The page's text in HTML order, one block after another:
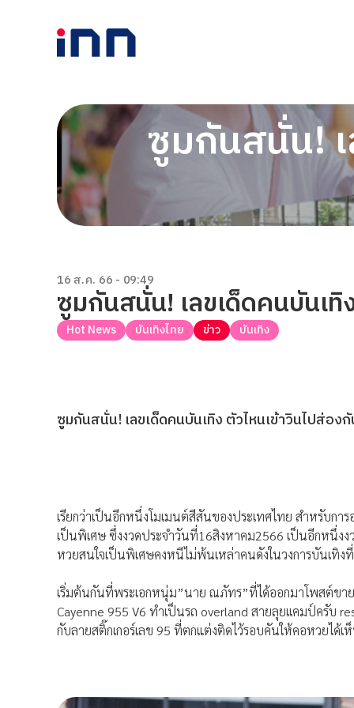
ซูมกันสนั่น! เ
16 ส.ค. 66 - 09:49
ซูมกันสนั่น! เลขเด็ดคนบันเทิ
Hot News บันเทิงไทย ข่าว บันเทิง
ซูมกันสนั่น! เลขเด็ดคนบันเทิง ตัวไหนเข้าวินไปส่อง
เรียกว่าเป็นอีกหนึ่งโมเมนต์สีสันของประเทศไทย สำหรับกา
เป็นพิเศษ ซึ่งงวดประจำวันที่16สิงหาคม2566 เป็นอีกหนึ่ง
หวยสนใจเป็นพิเศษคงหนีไม่พ้นเหล่าคนดังในวงการบันเทิง
เริ่มต้นกันที่พระเอกหนุ่ม”นาย ณภัทร”ที่ได้ออกมาโพสต์ข
Cayenne 955 V6 ทำเป็นรถ overland สายลุยเเคมป์ครับ
กับลายสติ๊กเกอร์เลข 95 ที่ตกแต่งติดไว้รอบคันให้คอหวยได้เ